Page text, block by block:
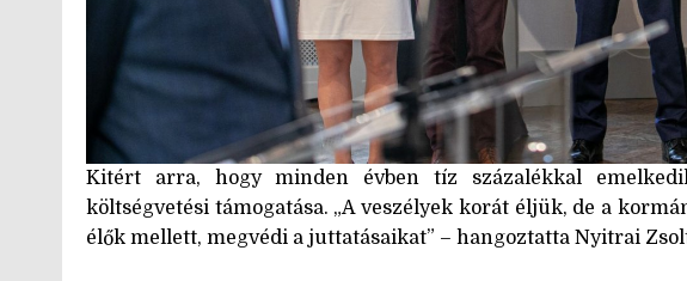
Kitért arra, hogy minden évben tíz százalékkal
költségvetési támogatása. „A veszélyek korát éljük, de a
élők mellett, megvédi a juttatásaikat” – hangoztatta Nyitrai